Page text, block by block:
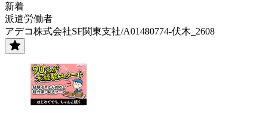
新着
派遣労働者
アデコ株式会社SF関東支社/A01480774-伏木_2608